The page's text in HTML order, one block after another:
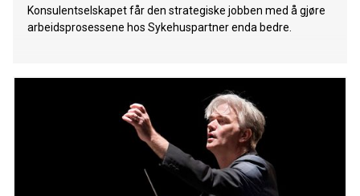
Konsulentselskapet får den strategiske jobben med å gjøre
arbeidsprosessene hos Sykehuspartner enda bedre.